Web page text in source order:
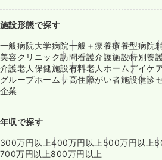
施設形態で探す
一般病院大学病院一般＋療養療養型病院
美容クリニック訪問看護介護施設特別養
介護老人保健施設有料老人ホームデイケ
グループホームサ高住障がい者施設健診
企業
年収で探す
300万円以上400万円以上500万円以上
700万円以上800万円以上